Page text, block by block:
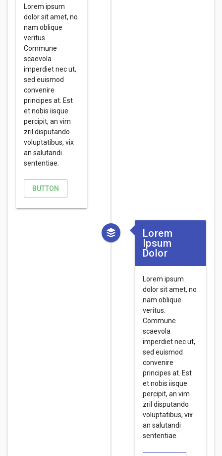
Lorem ipsum
dolor sit amet, no
nam oblique
veritus.
Commune
scaevola
imperdiet nec ut,
sed euismod
convenire
principes at. Est
et nobis iisque
percipit, an vim
zril disputando
voluptatibus, vix
an salutandi
sententiae.
BUTTON
Lorem
Ipsum
Dolor
Lorem ipsum
dolor sit amet, no
nam oblique
veritus.
Commune
scaevola
imperdiet nec ut,
sed euismod
convenire
principes at. Est
et nobis iisque
percipit, an vim
zril disputando
voluptatibus, vix
an salutandi
sententiae.